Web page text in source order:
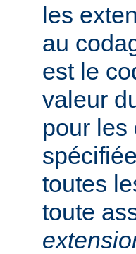
les
au
est le
valeur
pour les
toutes
toute